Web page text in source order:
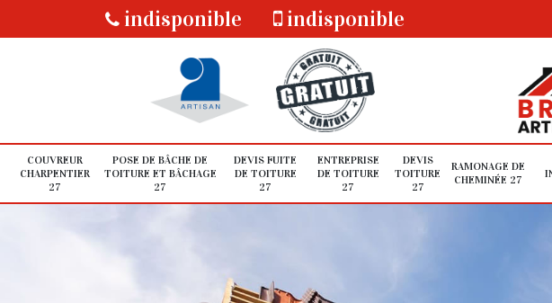
indisponible indisponible
COUVREUR
CHARPENTIER
27
POSE DE BÂCHE DE
TOITURE ET BÂCHAGE
27
DEVIS FUITE
DE TOITURE
27
ENTREPRISE
DE TOITURE
27
DEVIS
TOITURE
27
RAMONAGE DE
CHEMINÉE 27